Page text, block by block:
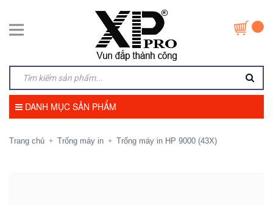
DANH MỤC SẢN PHẨM
Trang chủ + Trống máy in + Trống máy in HP 9000 (43X)